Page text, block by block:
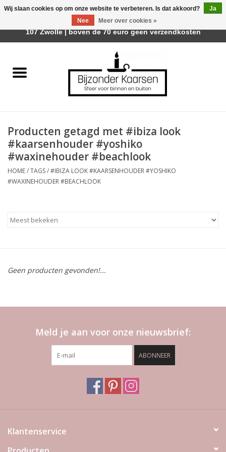
Räder Design Stories
Geurkaarsen
Tafelhaarden
Kaarsenhouders
Kaarsen accessoires
Huisparfums
Producten getagd met #ibiza look
#kaarsenhouder #yoshiko
#waxinehouder #beachlook
HOME/TAGS/#IBIZA LOOK #KAARSENHOUDER #YOSHIKO
#WAXINEHOUDER #BEACHLOOK
Geen producten gevonden!...
Meld je aan voor onze nieuwsbrief:
ABONNEER
Klantenservice
Wij slaan cookies op om onze website te verbeteren. Is dat akkoord?
Ja
Nee
Meer over cookies »
Afhalen is mogelijk bij Trotz Woon & Cadeau | Belvederelaan
107 Zwolle | boven de 70 euro geen verzendkosten